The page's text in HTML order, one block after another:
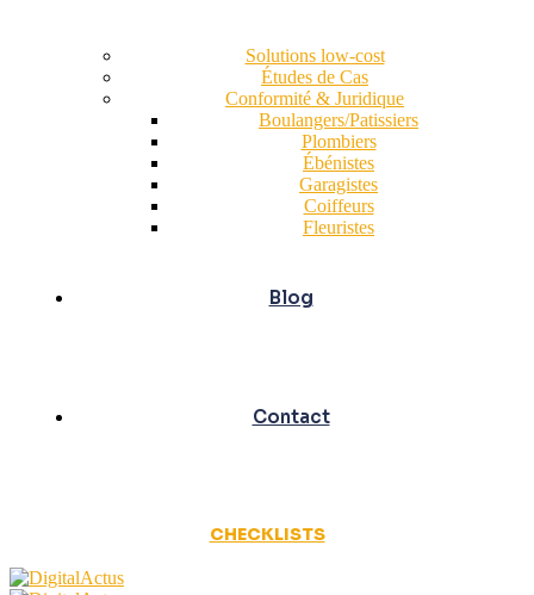
Solutions low-cost
Études de Cas
Conformité & Juridique
Boulangers/Patissiers
Plombiers
Ébénistes
Garagistes
Coiffeurs
Fleuristes
Blog
Contact
CHECKLISTS